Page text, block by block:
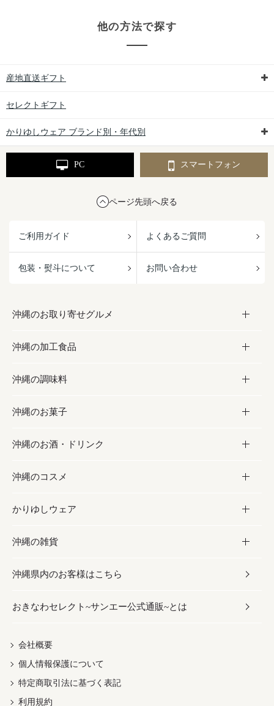
他の方法で探す
産地直送ギフト
セレクトギフト
かりゆしウェア ブランド別・年代別
PC スマートフォン
ページ先頭へ戻る
ご利用ガイド よくあるご質問
包装・熨斗について お問い合わせ
沖縄のお取り寄せグルメ
お取り寄せグルメ
フルーツ・野菜
お肉
海産物
沖縄の加工食品
加工食品
缶詰／パウチ
沖縄料理
沖縄そば／乾麺
レトルト食品
乾物／粉類
沖縄の調味料
調味料
砂糖／黒砂糖
塩
お酢／ドレッシング
しょうゆ
みそ
だし／スパイス／島唐辛子
沖縄のお菓子
お菓子
黒糖
ちんすこう
伝統菓子
スナック
おつまみ
紅芋
沖縄のお酒・ドリンク
お酒・ドリンク
泡盛
ビール・チューハイ
ワイン・ウィスキー・カクテル
ドリンク
茶葉
沖縄のコスメ
コスメ
スキンケア
ボディケア
ヘアケア
UVケア
かりゆしウェア
かりゆしウェア
メンズ
レディース
沖縄の雑貨
雑貨
沖縄ファッション
伝統工芸品
沖縄県内のお客様はこちら
おきなわセレクト~サンエー公式通販~とは
会社概要
個人情報保護について
特定商取引法に基づく表記
利用規約